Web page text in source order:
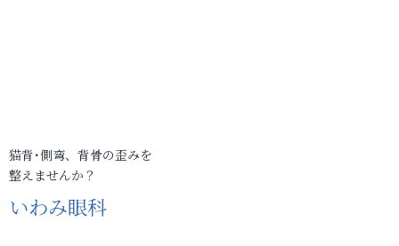
猫背･側弯、背骨の歪みを
整えませんか？
いわみ眼科